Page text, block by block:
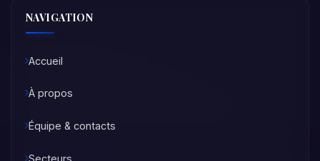
NAVIGATION
Accueil
À propos
Équipe & contacts
Secteurs